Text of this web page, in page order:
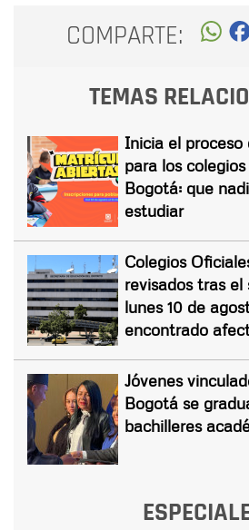
COMPARTE:
TEMAS
Inicia el proceso
para los
Bogotá: que
estudiar
Colegios
revisados tras el
lunes 10 de
encontrado
Jóvenes
Bogotá se
bachilleres